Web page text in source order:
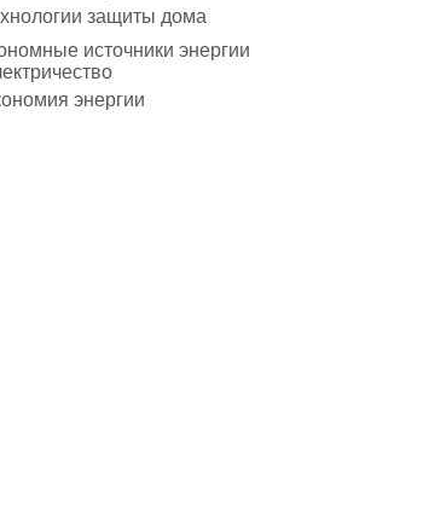
защиты дома
источники энергии
энергии